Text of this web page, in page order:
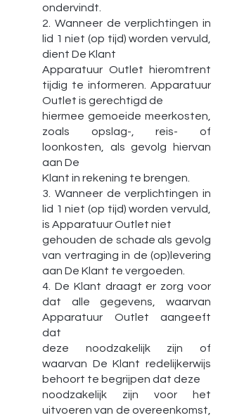
ondervindt.
2. Wanneer de verplichtingen in
lid 1 niet (op tijd) worden vervuld,
dient De Klant
Apparatuur Outlet hieromtrent
tijdig te informeren. Apparatuur
Outlet is gerechtigd de
hiermee gemoeide meerkosten,
zoals opslag-, reis- of
loonkosten, als gevolg hiervan
aan De
Klant in rekening te brengen.
3. Wanneer de verplichtingen in
lid 1 niet (op tijd) worden vervuld,
is Apparatuur Outlet niet
gehouden de schade als gevolg
van vertraging in de (op)levering
aan De Klant te vergoeden.
4. De Klant draagt er zorg voor
dat alle gegevens, waarvan
Apparatuur Outlet aangeeft
dat
deze noodzakelijk zijn of
waarvan De Klant redelijkerwijs
behoort te begrijpen dat deze
noodzakelijk zijn voor het
uitvoeren van de overeenkomst,